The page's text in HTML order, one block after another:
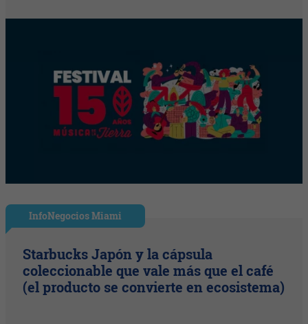
InfoNegocios Miami
Starbucks Japón y la cápsula
coleccionable que vale más que el café
(el producto se convierte en ecosistema)